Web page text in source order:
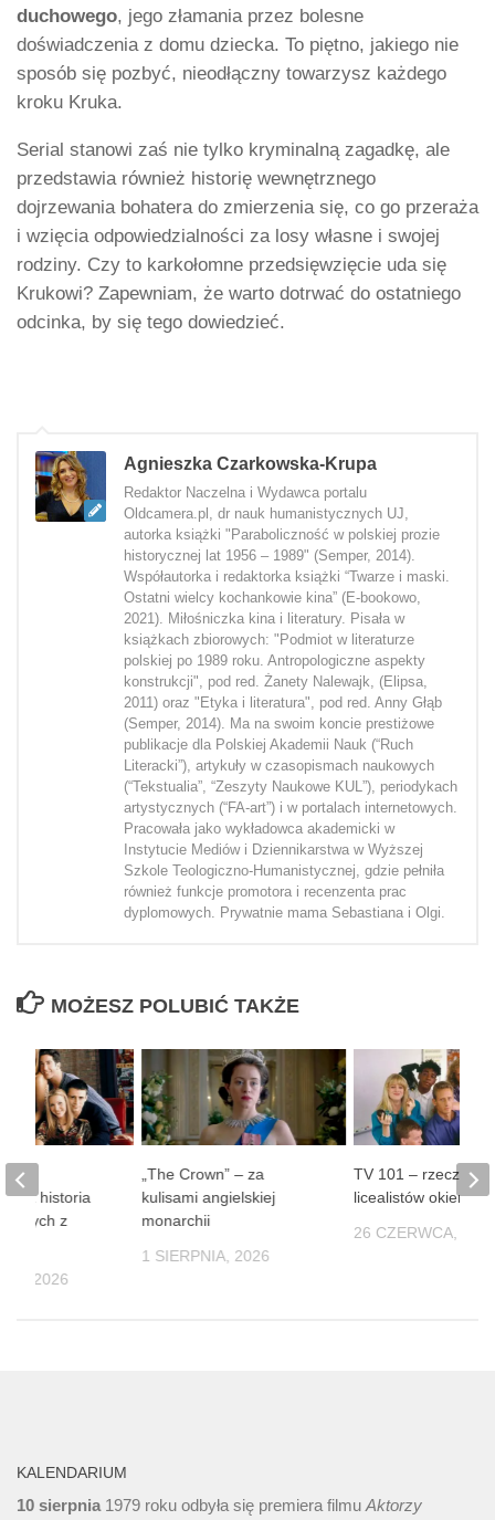
duchowego, jego złamania przez bolesne
doświadczenia z domu dziecka. To piętno, jakiego nie
sposób się pozbyć, nieodłączny towarzysz każdego
kroku Kruka.
Serial stanowi zaś nie tylko kryminalną zagadkę, ale
przedstawia również historię wewnętrznego
dojrzewania bohatera do zmierzenia się, co go przeraża
i wzięcia odpowiedzialności za losy własne i swojej
rodziny. Czy to karkołomne przedsięwzięcie uda się
Krukowi? Zapewniam, że warto dotrwać do ostatniego
odcinka, by się tego dowiedzieć.
Agnieszka Czarkowska-Krupa
Redaktor Naczelna i Wydawca portalu
Oldcamera.pl, dr nauk humanistycznych UJ,
autorka książki "Paraboliczność w polskiej prozie
historycznej lat 1956 – 1989" (Semper, 2014).
Współautorka i redaktorka książki “Twarze i maski.
Ostatni wielcy kochankowie kina” (E-bookowo,
2021). Miłośniczka kina i literatury. Pisała w
książkach zbiorowych: "Podmiot w literaturze
polskiej po 1989 roku. Antropologiczne aspekty
konstrukcji", pod red. Żanety Nalewajk, (Elipsa,
2011) oraz "Etyka i literatura", pod red. Anny Głąb
(Semper, 2014). Ma na swoim koncie prestiżowe
publikacje dla Polskiej Akademii Nauk (“Ruch
Literacki”), artykuły w czasopismach naukowych
(“Tekstualia”, “Zeszyty Naukowe KUL”), periodykach
artystycznych (“FA-art”) i w portalach internetowych.
Pracowała jako wykładowca akademicki w
Instytucie Mediów i Dziennikarstwa w Wyższej
Szkole Teologiczno-Humanistycznej, gdzie pełniła
również funkcje promotora i recenzenta prac
dyplomowych. Prywatnie mama Sebastiana i Olgi.
MOŻESZ POLUBIĆ TAKŻE
„The Crown” – za
kulisami angielskiej
monarchii
1 SIERPNIA, 2026
TV 101 –
licealistów okiem
26 CZERWCA,
–
historia
z
2026
KALENDARIUM
10 sierpnia 1979 roku odbyła się premiera filmu Aktorzy